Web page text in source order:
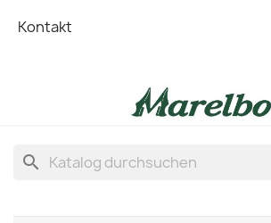
Kontakt
search